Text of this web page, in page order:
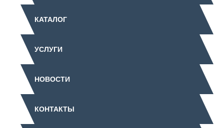
КАТАЛОГ
УСЛУГИ
НОВОСТИ
КОНТАКТЫ